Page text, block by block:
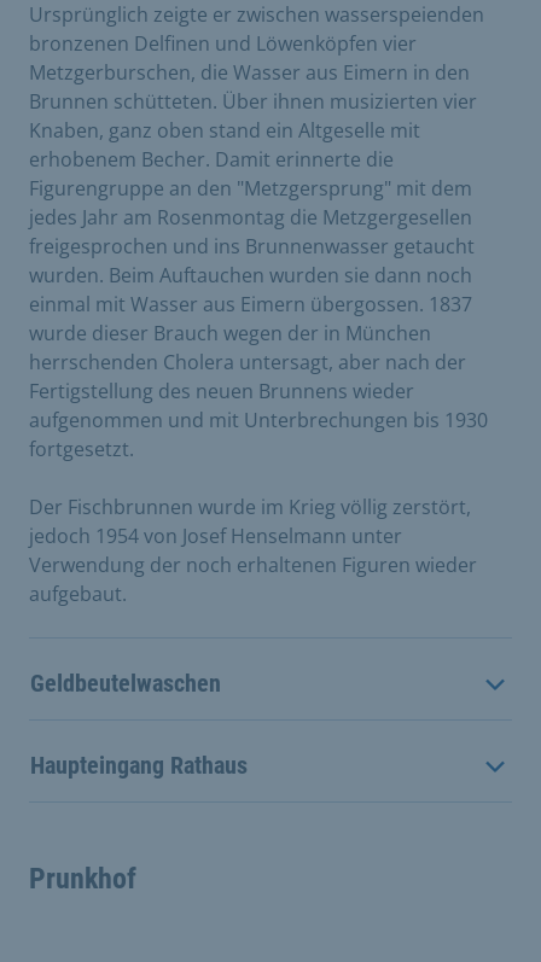
Ursprünglich zeigte er zwischen wasserspeienden
bronzenen Delfinen und Löwenköpfen vier
Metzgerburschen, die Wasser aus Eimern in den
Brunnen schütteten. Über ihnen musizierten vier
Knaben, ganz oben stand ein Altgeselle mit
erhobenem Becher. Damit erinnerte die
Figurengruppe an den "Metzgersprung" mit dem
jedes Jahr am Rosenmontag die Metzgergesellen
freigesprochen und ins Brunnenwasser getaucht
wurden. Beim Auftauchen wurden sie dann noch
einmal mit Wasser aus Eimern übergossen. 1837
wurde dieser Brauch wegen der in München
herrschenden Cholera untersagt, aber nach der
Fertigstellung des neuen Brunnens wieder
aufgenommen und mit Unterbrechungen bis 1930
fortgesetzt.
Der Fischbrunnen wurde im Krieg völlig zerstört,
jedoch 1954 von Josef Henselmann unter
Verwendung der noch erhaltenen Figuren wieder
aufgebaut.
Geldbeutelwaschen
Haupteingang Rathaus
Prunkhof